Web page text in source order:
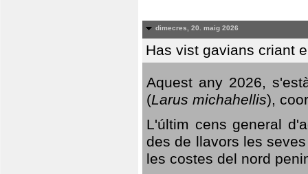
dimecres, 20. maig 2026
Has vist gavians criant
Aquest any 2026,
(Larus michahellis),
L'últim cens general
des de llavors les
les costes del nord